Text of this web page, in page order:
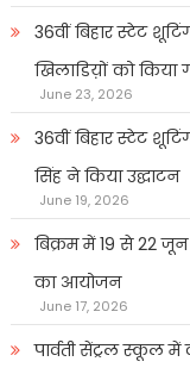
36वीं बिहार स्टेट
खिलाडिय़ों को किया
June 23, 2026
36वीं बिहार स्टेट
सिंह ने किया उद्घाटन
June 19, 2026
बिक्रम में 19 से 22
का आयोजन
June 17, 2026
पार्वती सेंट्रल स्कूल में